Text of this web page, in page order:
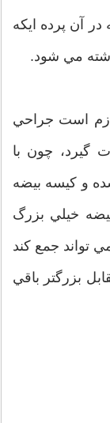
آن پرده ايکه
مي شود.
است جراحي
گيرد، چون با
و کيسه بيضه
خيلي بزرگ
تواند جمع کند
بزرگتر باقي